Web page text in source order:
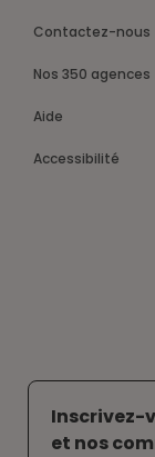
Contactez-nous
Nos 350 agences
Aide
Accessibilité
Inscrivez-
et nos